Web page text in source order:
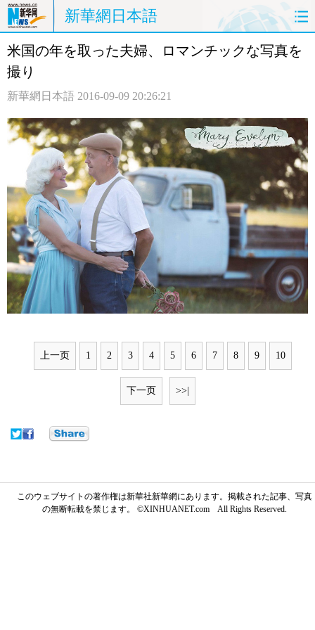
新華網日本語
ホームページ 政治 経済
観光 評論 写真
中日対訳
米国の年を取った夫婦、ロマンチックな写真を
撮り
新華網日本語 2016-09-09 20:26:21
上一页 1 2 3 4 5 6 7 8 9 10
下一页 >>|
このウェブサイトの著作権は新華社新華網にあります。掲載された記事、写真
の無断転載を禁じます。 ©XINHUANET.com All Rights Reserved.